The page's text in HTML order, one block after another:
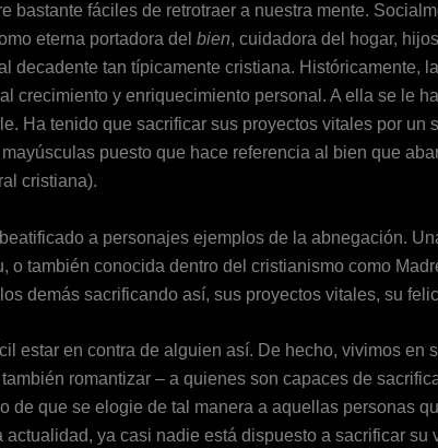
bastante fáciles de retrotraer a nuestra mente.
eterna portadora del bien, cuidadora del hogar,
decadente tan típicamente cristiana. Históricamente,
crecimiento y enriquecimiento personal. A ella se le
Ha tenido que sacrificar sus proyectos vitales por un
puesto que hace referencia al bien que
cristiana).
a personajes ejemplos de la abnegación.
o también conocida dentro del cristianismo como
demás sacrificando así, sus proyectos vitales, su
estar en contra de alguien así. De hecho, vivimos en
romantizar – a quienes son capaces de
de que se elogie de tal manera a aquellas personas
actualidad, ya casi nadie está dispuesto a sacrificar su